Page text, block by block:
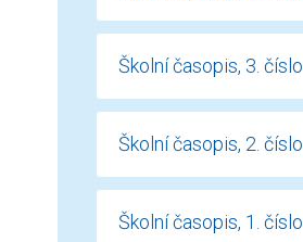
Školní časopis, 3. číslo
Školní časopis, 2. číslo
Školní časopis, 1. číslo